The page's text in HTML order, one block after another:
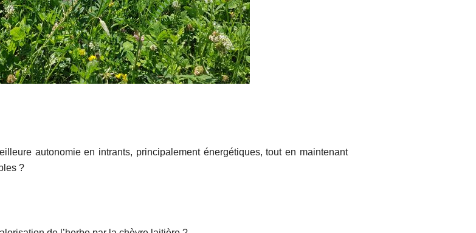
autonomie en intrants, principalement énergétiques, tout en maintenant
?